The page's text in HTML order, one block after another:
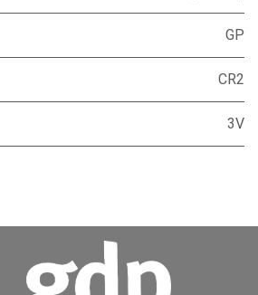
GP
CR2
3V